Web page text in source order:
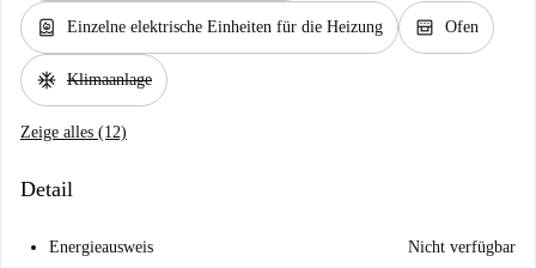
water_heater Einzelne elektrische Einheiten für die Heizung oven_gen Ofen
ac_unit Klimaanlage
Zeige alles (12)
Detail
Energieausweis Nicht verfügbar